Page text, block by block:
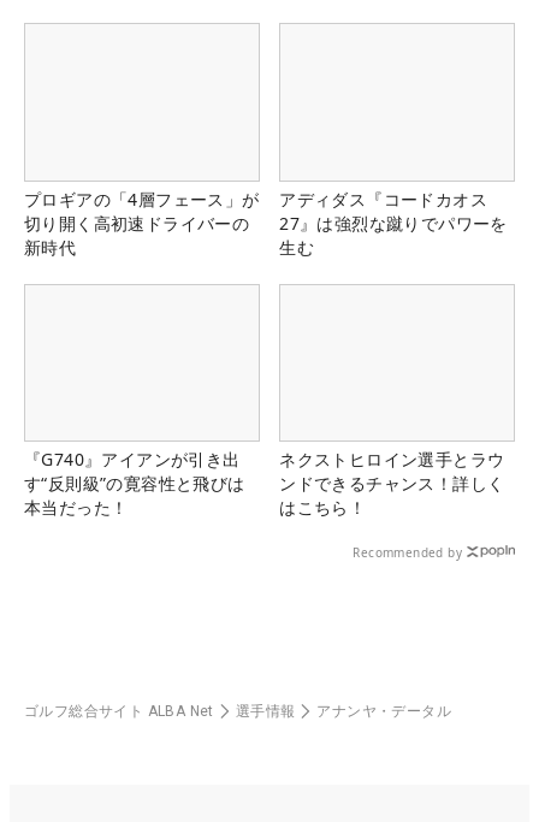
プロギアの「4層フェース」が
切り開く高初速ドライバーの
新時代
アディダス『コードカオス
27』は強烈な蹴りでパワーを
生む
『G740』アイアンが引き出
す“反則級”の寛容性と飛びは
本当だった！
ネクストヒロイン選手とラウ
ンドできるチャンス！詳しく
はこちら！
Recommended by
ゴルフ総合サイト ALBA Net 選手情報 アナンヤ・データル